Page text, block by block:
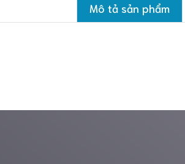
Mô tả sản phẩm